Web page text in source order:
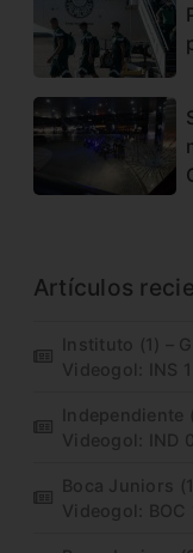
Artículos
Instituto (1) –
Videogol: INS
Independiente
Videogol: IND
Boca Juniors
Videogol: BOC